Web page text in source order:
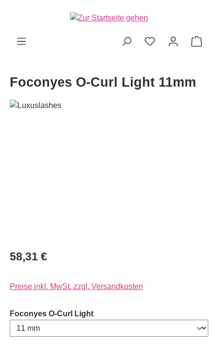
Foconyes O-Curl Light 11mm
58,31 €
Preise inkl. MwSt. zzgl. Versandkosten
Foconyes O-Curl Lightauswählen